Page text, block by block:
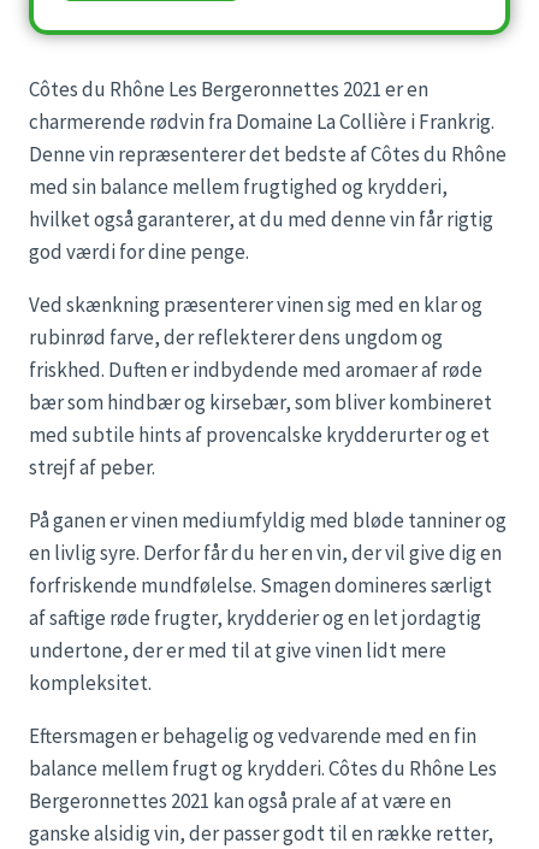
Côtes du Rhône Les Bergeronnettes 2021 er en
charmerende rødvin fra Domaine La Collière i Frankrig.
Denne vin repræsenterer det bedste af Côtes du Rhône
med sin balance mellem frugtighed og krydderi,
hvilket også garanterer, at du med denne vin får rigtig
god værdi for dine penge.
Ved skænkning præsenterer vinen sig med en klar og
rubinrød farve, der reflekterer dens ungdom og
friskhed. Duften er indbydende med aromaer af røde
bær som hindbær og kirsebær, som bliver kombineret
med subtile hints af provencalske krydderurter og et
strejf af peber.
På ganen er vinen mediumfyldig med bløde tanniner og
en livlig syre. Derfor får du her en vin, der vil give dig en
forfriskende mundfølelse. Smagen domineres særligt
af saftige røde frugter, krydderier og en let jordagtig
undertone, der er med til at give vinen lidt mere
kompleksitet.
Eftersmagen er behagelig og vedvarende med en fin
balance mellem frugt og krydderi. Côtes du Rhône Les
Bergeronnettes 2021 kan også prale af at være en
ganske alsidig vin, der passer godt til en række retter,